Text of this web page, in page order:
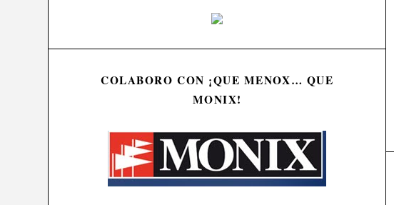
COLABORO CON ¡QUE MENOX… QUE
MONIX!